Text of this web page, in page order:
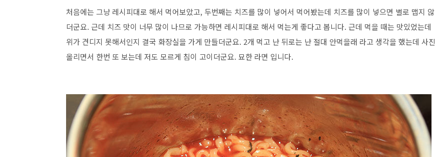
처음에는 그냥 레시피대로 해서 먹어보았고, 두번째는 치즈를 많이 넣어서 먹어봤는데 치즈를 많이 넣으면 별로 맵지 않
더군요. 근데 치즈 맛이 너무 많이 나므로 가능하면 레시피대로 해서 먹는게 좋다고 봅니다. 근데 먹을 때는 맛있었는데
위가 견디지 못해서인지 결국 화장실을 가게 만들더군요. 2개 먹고 난 뒤로는 난 절대 안먹을래 라고 생각을 했는데 사진
올리면서 한번 또 보는데 저도 모르게 침이 고이더군요. 묘한 라면 입니다.